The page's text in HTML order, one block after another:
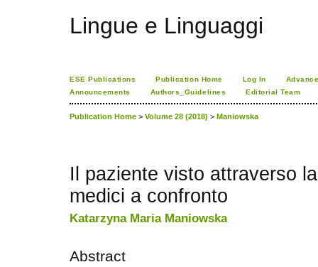
Lingue e Linguaggi
ESE Publications Publication Home Log In
Announcements
Authors_Guidelines Editorial Team
Publication Home > Volume 28 (2018) > Maniowska
Il paziente visto attraverso
medici a confronto
Katarzyna Maria Maniowska
Abstract